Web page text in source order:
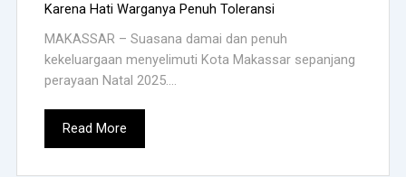
Karena Hati Warganya Penuh Toleransi
MAKASSAR – Suasana damai dan penuh
kekeluargaan menyelimuti Kota Makassar sepanjang
perayaan Natal 2025....
Read More